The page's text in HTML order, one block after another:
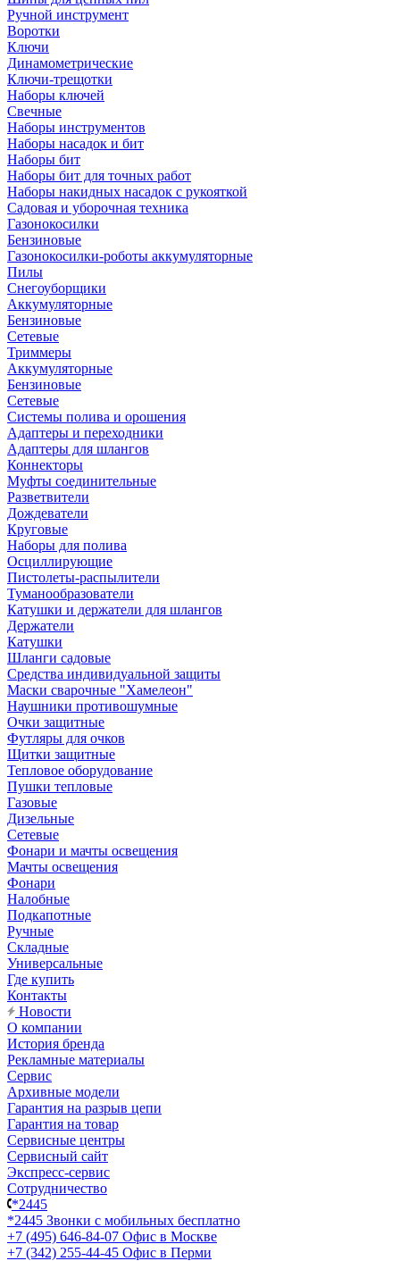
Ручной инструмент
Воротки
Ключи
Динамометрические
Ключи-трещотки
Наборы ключей
Свечные
Наборы инструментов
Наборы насадок и бит
Наборы бит
Наборы бит для точных работ
Наборы накидных насадок с рукояткой
Садовая и уборочная техника
Газонокосилки
Бензиновые
Газонокосилки-роботы аккумуляторные
Пилы
Снегоуборщики
Аккумуляторные
Бензиновые
Сетевые
Триммеры
Аккумуляторные
Бензиновые
Сетевые
Системы полива и орошения
Адаптеры и переходники
Адаптеры для шлангов
Коннекторы
Муфты соединительные
Разветвители
Дождеватели
Круговые
Наборы для полива
Осциллирующие
Пистолеты-распылители
Туманообразователи
Катушки и держатели для шлангов
Держатели
Катушки
Шланги садовые
Средства индивидуальной защиты
Маски сварочные "Хамелеон"
Наушники противошумные
Очки защитные
Футляры для очков
Щитки защитные
Тепловое оборудование
Пушки тепловые
Газовые
Дизельные
Сетевые
Фонари и мачты освещения
Мачты освещения
Фонари
Налобные
Подкапотные
Ручные
Складные
Универсальные
Где купить
Контакты
Новости
О компании
История бренда
Рекламные материалы
Сервис
Архивные модели
Гарантия на разрыв цепи
Гарантия на товар
Сервисные центры
Сервисный сайт
Экспресс-сервис
Сотрудничество
*2445
*2445 Звонки с мобильных бесплатно
+7 (495) 646-84-07 Офис в Москве
+7 (342) 255-44-45 Офис в Перми